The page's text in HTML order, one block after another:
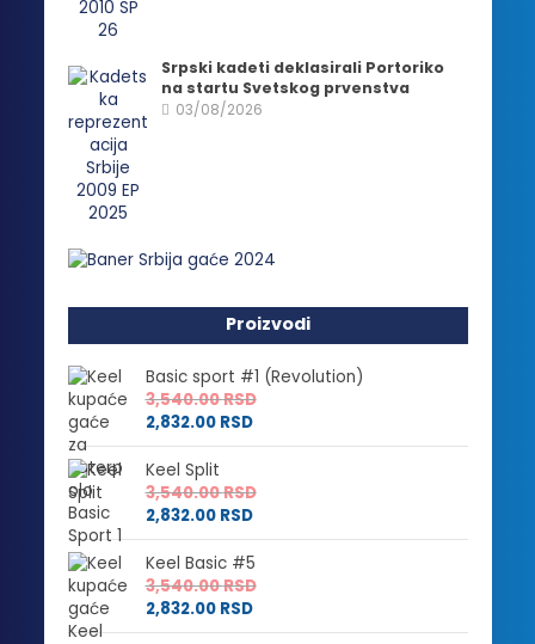
Srpski kadeti deklasirali Portoriko
na startu Svetskog prvenstva
03/08/2026
Proizvodi
Basic sport #1 (Revolution)
3,540.00RSD
2,832.00 RSD
Keel Split
3,540.00RSD
2,832.00 RSD
Keel Basic #5
3,540.00RSD
2,832.00 RSD